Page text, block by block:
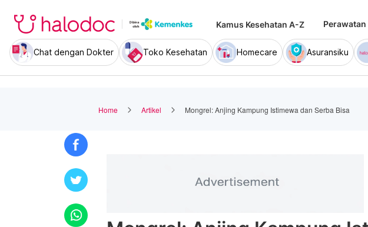
Kamus Kesehatan A-Z
Chat dengan Dokter Toko Kesehatan Homecare Asuransiku
Home Artikel Mongrel: Anjing Kampung Istimewa dan Serba Bisa